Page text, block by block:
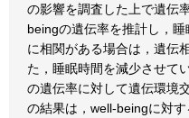
の影響を調査した上で遺伝
beingの遺伝率を推計し，
に相関がある場合は，遺伝
た，睡眠時間を減少させて
の遺伝率に対して遺伝環境
の結果は，well-beingに対